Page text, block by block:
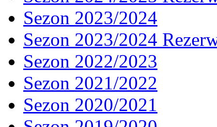
Sezon 2023/2024
Sezon 2023/2024
Sezon 2022/2023
Sezon 2021/2022
Sezon 2020/2021